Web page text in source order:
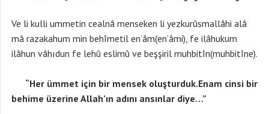
Ve li kulli ummetin cealnâ menseken li yezkurûsmallâhi alâ
mâ razakahum min behîmetil en’âm(en’âmi), fe ilâhukum
ilâhun vâhıdun fe lehû eslimû ve beşşiril muhbitîn(muhbitîne).
“Her ümmet için bir mensek oluşturduk.Enam cinsi bir
behime üzerine Allah’ın adını ansınlar diye…”